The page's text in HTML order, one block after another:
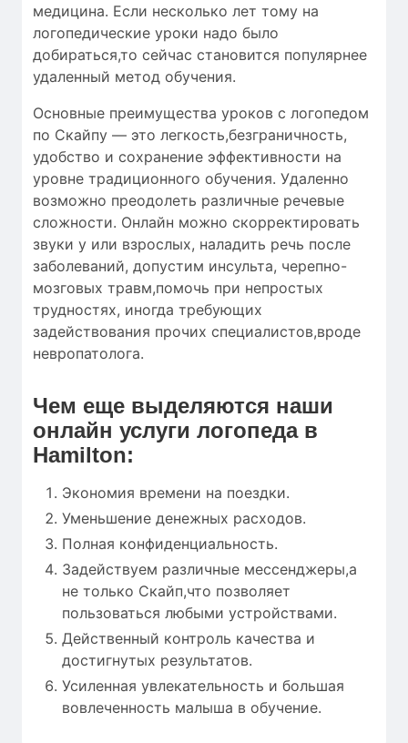
медицина. Если несколько лет тому на
логопедические уроки надо было
добираться,то сейчас становится популярнее
удаленный метод обучения.
Основные преимущества уроков с логопедом
по Скайпу — это легкость,безграничность,
удобство и сохранение эффективности на
уровне традиционного обучения. Удаленно
возможно преодолеть различные речевые
сложности. Онлайн можно скорректировать
звуки у или взрослых, наладить речь после
заболеваний, допустим инсульта, черепно-
мозговых травм,помочь при непростых
трудностях, иногда требующих
задействования прочих специалистов,вроде
невропатолога.
Чем еще выделяются наши
онлайн услуги логопеда в
Hamilton:
Экономия времени на поездки.
Уменьшение денежных расходов.
Полная конфиденциальность.
Задействуем различные мессенджеры,а
не только Скайп,что позволяет
пользоваться любыми устройствами.
Действенный контроль качества и
достигнутых результатов.
Усиленная увлекательность и большая
вовлеченность малыша в обучение.